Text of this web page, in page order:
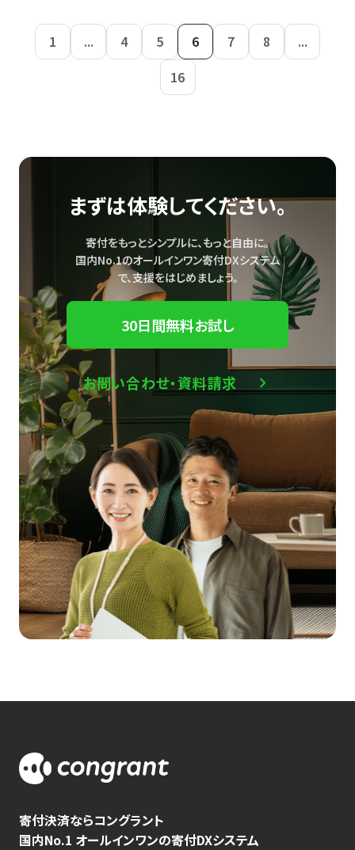
1 ... 4 5 6 7 8
...
16
まずは体験してください。
寄付をもっとシンプルに、もっと自由に。
国内No.1のオールインワン寄付DXシステム
で、支援をはじめましょう。
30日間無料お試し
お問い合わせ・資料請求
寄付決済ならコングラント
国内No.1 オールインワンの寄付DXシステム